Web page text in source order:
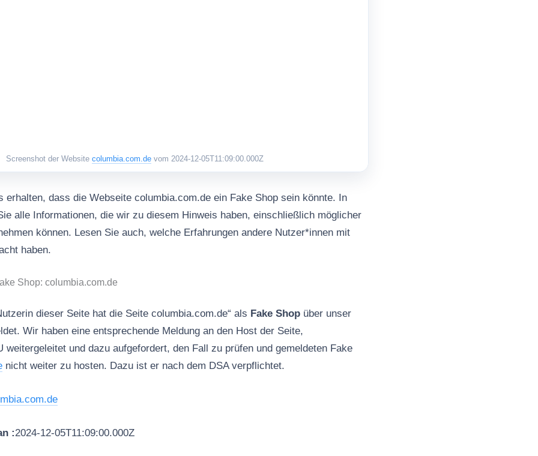
Screenshot der Website columbia.com.devom 2024-12-05T11:09:00.000Z
erhalten, dass die Webseite columbia.com.de ein Fake Shop sein könnte. In
alle Informationen, die wir zu diesem Hinweis haben, einschließlich möglicher
können. Lesen Sie auch, welche Erfahrungen andere Nutzer*innen mit
haben.
Shop: columbia.com.de
dieser Seite hat die Seite columbia.com.de“ als Fake Shop über unser
Wir haben eine entsprechende Meldung an den Host der Seite,
weitergeleitet und dazu aufgefordert, den Fall zu prüfen und gemeldeten Fake
nicht weiter zu hosten. Dazu ist er nach dem DSA verpflichtet.
:2024-12-05T11:09:00.000Z